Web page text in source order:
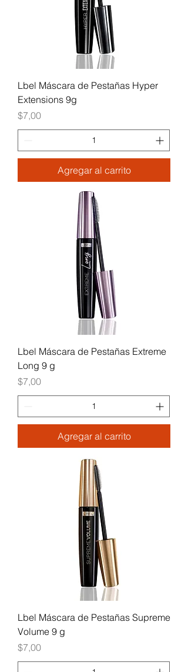
Lbel Máscara de Pestañas Hyper
Extensions 9g
Precio
$7,00
Agregar al carrito
Lbel Máscara de Pestañas Extreme
Long 9 g
Precio
$7,00
Agregar al carrito
Lbel Máscara de Pestañas Supreme
Volume 9 g
Precio
$7,00